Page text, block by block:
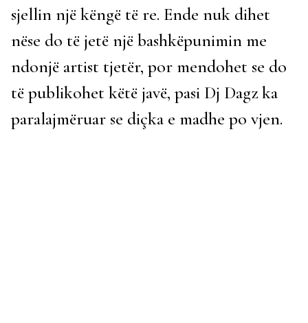
sjellin një këngë të re. Ende nuk dihet
nëse do të jetë një bashkëpunimin me
ndonjë artist tjetër, por mendohet se do
të publikohet këtë javë, pasi Dj Dagz ka
paralajmëruar se diçka e madhe po vjen.